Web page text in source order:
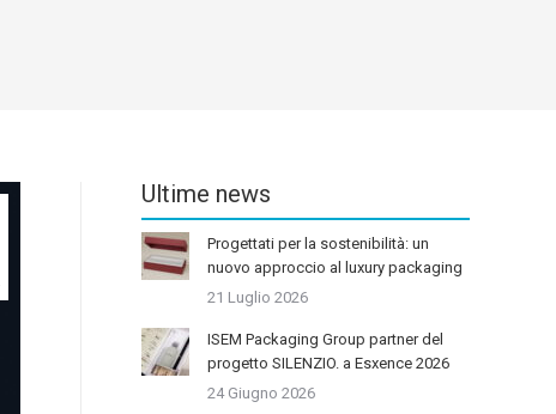
Ultime news
Progettati per la sostenibilità: un
nuovo approccio al luxury packaging
21 Luglio 2026
ISEM Packaging Group partner del
progetto SILENZIO. a Esxence 2026
24 Giugno 2026